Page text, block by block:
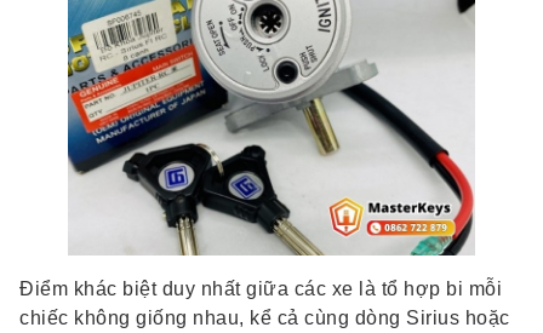
Điểm khác biệt duy nhất giữa các xe là tổ hợp bi mỗi
chiếc không giống nhau, kể cả cùng dòng Sirius hoặc